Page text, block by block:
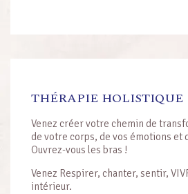
THÉRAPIE HOLISTIQUE
Venez créer votre chemin de
de votre corps, de vos émotions et
Ouvrez-vous les bras !
Venez Respirer, chanter, sentir,
intérieur.